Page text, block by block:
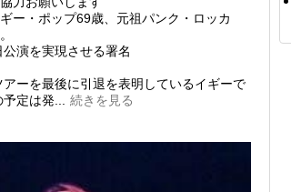
ー・ポップ69歳、元祖パンク・ロッカ
演を実現させる署名
ーを最後に引退を表明しているイギーで
定は発...
続きを見る